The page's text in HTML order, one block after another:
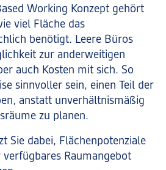
Working Konzept gehört
viel Fläche das
benötigt. Leere Büros
zur anderweitigen
auch Kosten mit sich. So
sinnvoller sein, einen Teil der
anstatt unverhältnismäßig
zu planen.
Sie dabei, Flächenpotenziale
Raumangebot